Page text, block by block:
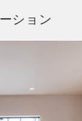
ション